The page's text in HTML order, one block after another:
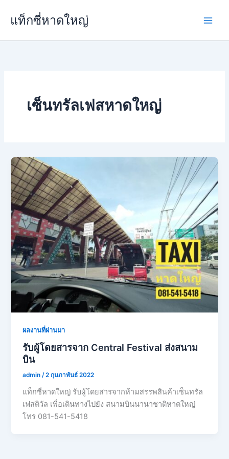
แท็กซี่หาดใหญ่
เซ็นทรัลเฟสหาดใหญ่
ผลงานที่ผ่านมา
รับผู้โดยสารจาก Central Festival ส่งสนาม
บิน
admin/2 กุมภาพันธ์ 2022
แท็กซี่หาดใหญ่ รับผู้โดยสารจากห้ามสรรพสินค้าเซ็นทรัล
เฟสติวัล เพื่อเดินทางไปยัง สนามบินนานาชาติหาดใหญ่
โทร 081-541-5418